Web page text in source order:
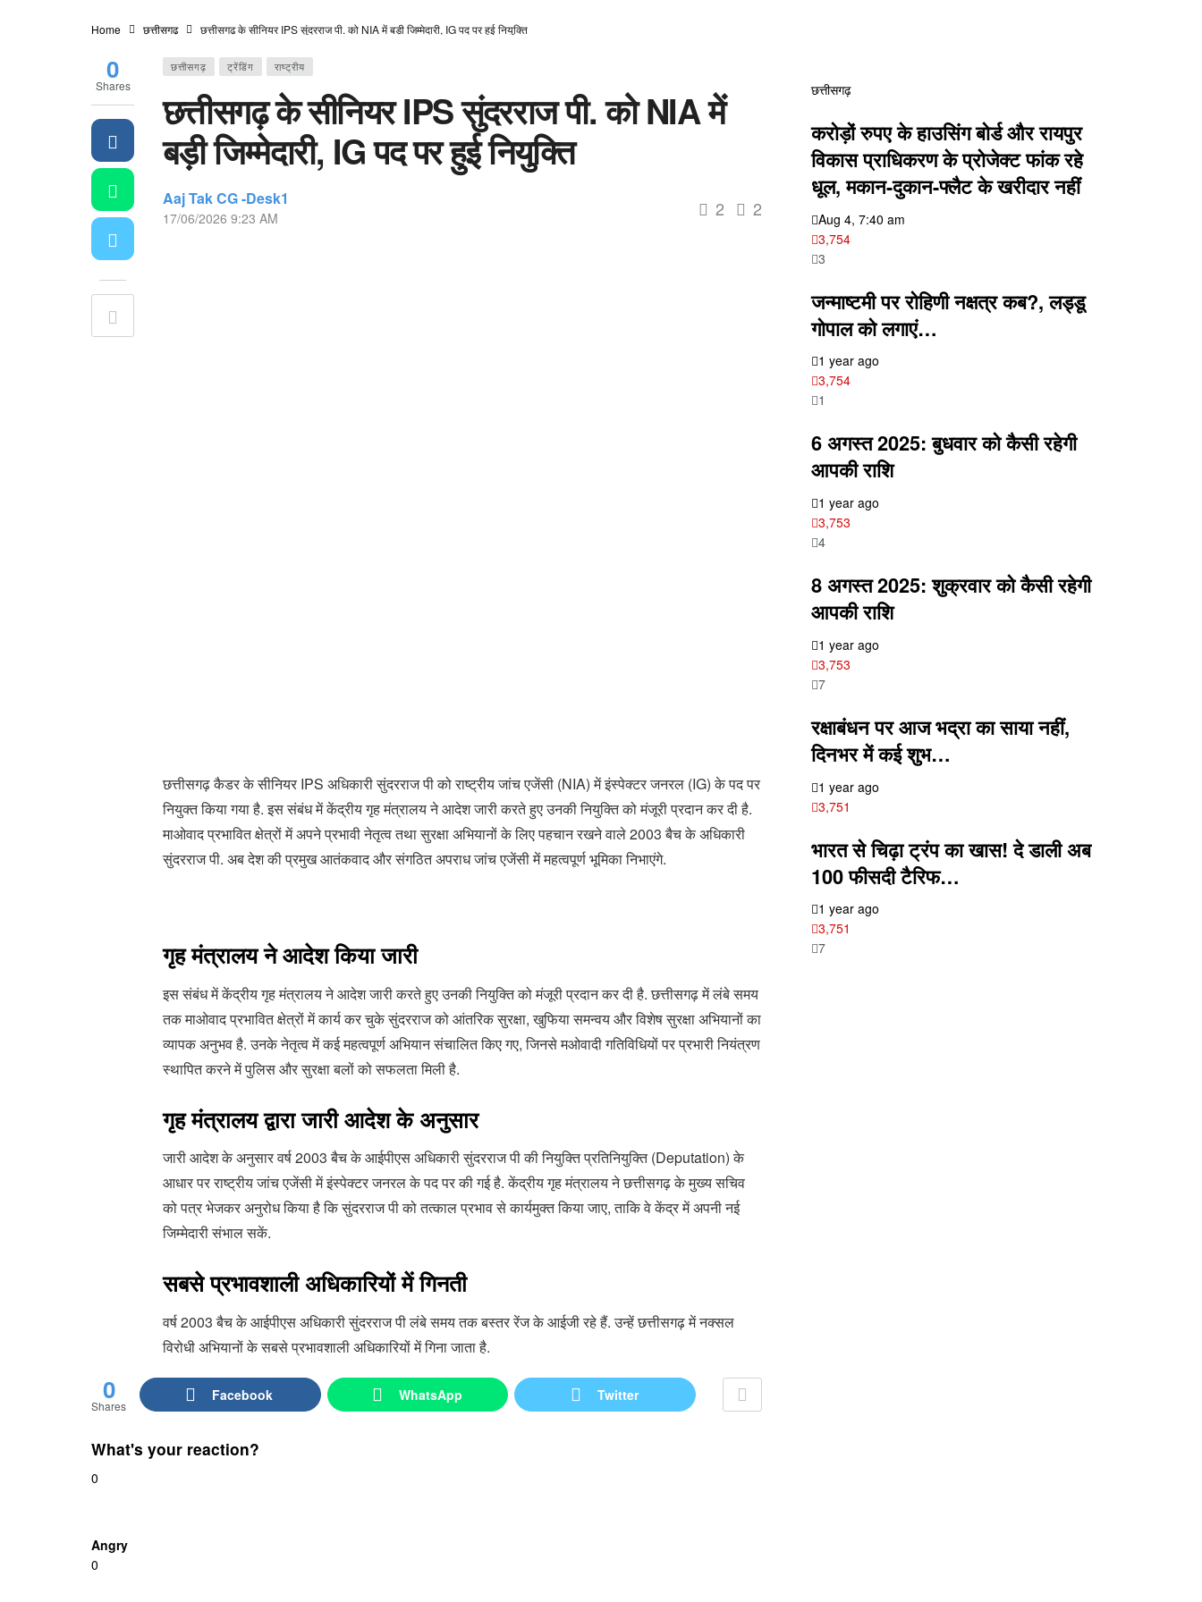
Home छत्तीसगढ़ छत्तीसगढ़ के सीनियर IPS सुंदरराज पी. को NIA में बड़ी जिम्मेदारी, IG पद पर हुई नियुक्ति
छत्तीसगढ़ ट्रेंडिंग राष्ट्रीय
छत्तीसगढ़ के सीनियर IPS सुंदरराज पी. को NIA में
बड़ी जिम्मेदारी, IG पद पर हुई नियुक्ति
Aaj Tak CG -Desk1
17/06/2026 9:23 AM 2 2
0
Shares
छत्तीसगढ़ कैडर के सीनियर IPS अधिकारी सुंदरराज पी को राष्ट्रीय जांच एजेंसी (NIA) में इंस्पेक्टर जनरल (IG) के पद पर
नियुक्त किया गया है. इस संबंध में केंद्रीय गृह मंत्रालय ने आदेश जारी करते हुए उनकी नियुक्ति को मंजूरी प्रदान कर दी है.
माओवाद प्रभावित क्षेत्रों में अपने प्रभावी नेतृत्व तथा सुरक्षा अभियानों के लिए पहचान रखने वाले 2003 बैच के अधिकारी
सुंदरराज पी. अब देश की प्रमुख आतंकवाद और संगठित अपराध जांच एजेंसी में महत्वपूर्ण भूमिका निभाएंगे.
गृह मंत्रालय ने आदेश किया जारी
इस संबंध में केंद्रीय गृह मंत्रालय ने आदेश जारी करते हुए उनकी नियुक्ति को मंजूरी प्रदान कर दी है. छत्तीसगढ़ में लंबे समय
तक माओवाद प्रभावित क्षेत्रों में कार्य कर चुके सुंदरराज को आंतरिक सुरक्षा, खुफिया समन्वय और विशेष सुरक्षा अभियानों का
व्यापक अनुभव है. उनके नेतृत्व में कई महत्वपूर्ण अभियान संचालित किए गए, जिनसे मओवादी गतिविधियों पर प्रभारी नियंत्रण
स्थापित करने में पुलिस और सुरक्षा बलों को सफलता मिली है.
गृह मंत्रालय द्वारा जारी आदेश के अनुसार
जारी आदेश के अनुसार वर्ष 2003 बैच के आईपीएस अधिकारी सुंदरराज पी की नियुक्ति प्रतिनियुक्ति (Deputation) के
आधार पर राष्ट्रीय जांच एजेंसी में इंस्पेक्टर जनरल के पद पर की गई है. केंद्रीय गृह मंत्रालय ने छत्तीसगढ़ के मुख्य सचिव
को पत्र भेजकर अनुरोध किया है कि सुंदरराज पी को तत्काल प्रभाव से कार्यमुक्त किया जाए, ताकि वे केंद्र में अपनी नई
जिम्मेदारी संभाल सकें.
सबसे प्रभावशाली अधिकारियों में गिनती
वर्ष 2003 बैच के आईपीएस अधिकारी सुंदरराज पी लंबे समय तक बस्तर रेंज के आईजी रहे हैं. उन्हें छत्तीसगढ़ में नक्सल
विरोधी अभियानों के सबसे प्रभावशाली अधिकारियों में गिना जाता है.
0
Shares
Facebook WhatsApp Twitter
What's your reaction?
0
Angry
0
छत्तीसगढ़
करोड़ों रुपए के हाउसिंग बोर्ड और रायपुर
विकास प्राधिकरण के प्रोजेक्ट फांक रहे
धूल, मकान-दुकान-फ्लैट के खरीदार नहीं
Aug 4, 7:40 am
3,754
3
जन्माष्टमी पर रोहिणी नक्षत्र कब?, लड्डू
गोपाल को लगाएं…
1 year ago
3,754
1
6 अगस्त 2025: बुधवार को कैसी रहेगी
आपकी राशि
1 year ago
3,753
4
8 अगस्त 2025: शुक्रवार को कैसी रहेगी
आपकी राशि
1 year ago
3,753
7
रक्षाबंधन पर आज भद्रा का साया नहीं,
दिनभर में कई शुभ…
1 year ago
3,751
भारत से चिढ़ा ट्रंप का खास! दे डाली अब
100 फीसदी टैरिफ…
1 year ago
3,751
7